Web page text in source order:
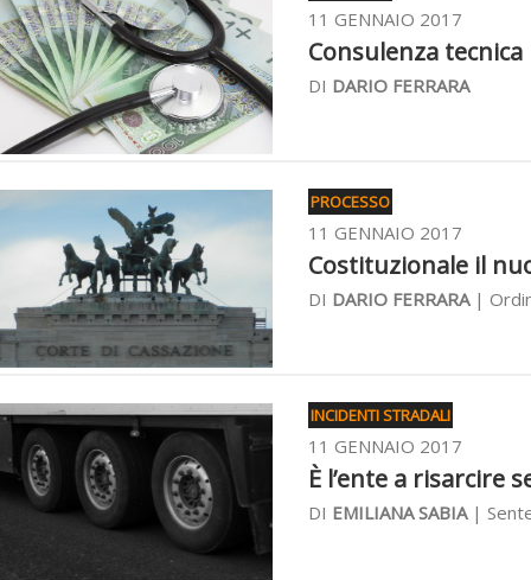
11 GENNAIO 2017
Consulenza
DI DARIO FERRARA
PROCESSO
11 GENNAIO 2017
Costituzionale il
DI DARIO FERRARA|
INCIDENTI STRADALI
11 GENNAIO 2017
È l’ente a risarcire
DI EMILIANA SABIA|